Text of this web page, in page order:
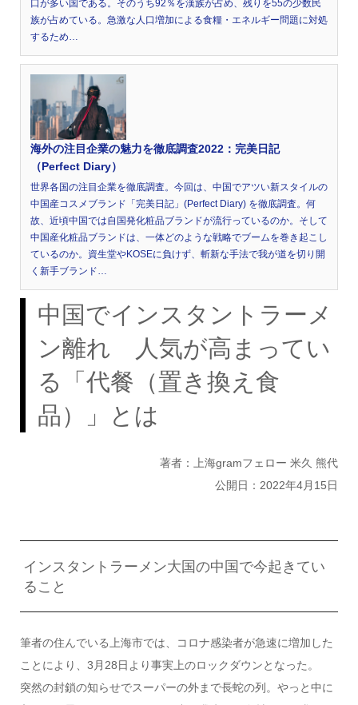
口が多い国である。そのうち92％を漢族が占め、残りを55の少数民
族が占めている。急激な人口増加による食糧・エネルギー問題に対処
するため…
海外の注目企業の魅力を徹底調査2022：完美日記
（Perfect Diary）
世界各国の注目企業を徹底調査。今回は、中国でアツい新スタイルの
中国産コスメブランド「完美日記」(Perfect Diary) を徹底調査。何
故、近頃中国では自国発化粧品ブランドが流行っているのか。そして
中国産化粧品ブランドは、一体どのような戦略でブームを巻き起こし
ているのか。資生堂やKOSEに負けず、斬新な手法で我が道を切り開
く新手ブランド…
中国でインスタントラーメ
ン離れ 人気が高まってい
る「代餐（置き換え食
品）」とは
著者：上海gramフェロー 米久 熊代
公開日：2022年4月15日
インスタントラーメン大国の中国で今起きてい
ること
筆者の住んでいる上海市では、コロナ感染者が急速に増加した
ことにより、3月28日より事実上のロックダウンとなった。
突然の封鎖の知らせでスーパーの外まで長蛇の列。やっと中に